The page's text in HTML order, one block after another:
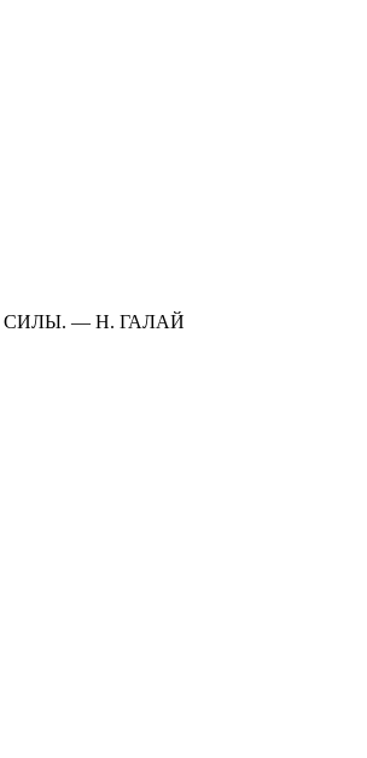
— H. ГАЛАЙ